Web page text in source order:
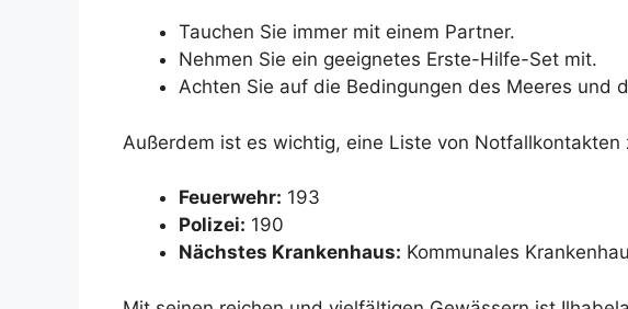
Tauchen Sie immer mit einem Partner.
Nehmen Sie ein geeignetes Erste-Hilfe-Set mit.
Achten Sie auf die Bedingungen des Meeres und
Außerdem ist es wichtig, eine Liste von Notfallkontakten
Feuerwehr: 193
Polizei: 190
Nächstes Krankenhaus: Kommunales